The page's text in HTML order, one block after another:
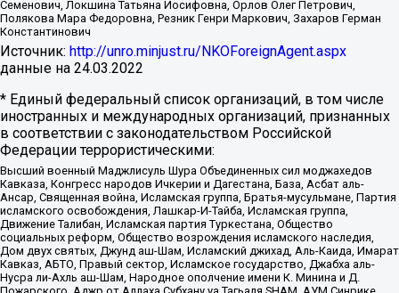
Семенович, Локшина Татьяна Иосифовна, Орлов Олег Петрович,
Полякова Мара Федоровна, Резник Генри Маркович, Захаров Герман
Константинович
Источник: http://unro.minjust.ru/NKOForeignAgent.aspx
данные на 24.03.2022
* Единый федеральный список организаций, в том числе
иностранных и международных организаций, признанных
в соответствии с законодательством Российской
Федерации террористическими:
Высший военный Маджлисуль Шура Объединенных сил моджахедов
Кавказа, Конгресс народов Ичкерии и Дагестана, База, Асбат аль-
Ансар, Священная война, Исламская группа, Братья-мусульмане, Партия
исламского освобождения, Лашкар-И-Тайба, Исламская группа,
Движение Талибан, Исламская партия Туркестана, Общество
социальных реформ, Общество возрождения исламского наследия,
Дом двух святых, Джунд аш-Шам, Исламский джихад, Аль-Каида, Имарат
Кавказ, АБТО, Правый сектор, Исламское государство, Джабха аль-
Нусра ли-Ахль аш-Шам, Народное ополчение имени К. Минина и Д.